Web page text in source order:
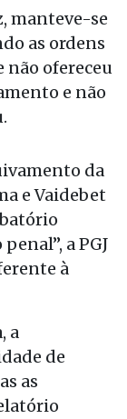
manteve-se
as ordens
não ofereceu
e não
da
e Vaidebet
a PGJ
à
a
de
as